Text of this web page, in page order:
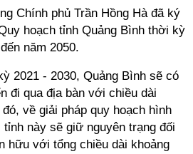
Chính phủ Trần Hồng Hà đã ký
hoạch tỉnh Quảng Bình thời kỳ
năm 2050.
2021 - 2030, Quảng Bình sẽ có
đi qua địa bàn với chiều dài
về giải pháp quy hoạch hình
này sẽ giữ nguyên trạng đối
hữu với tổng chiều dài khoảng